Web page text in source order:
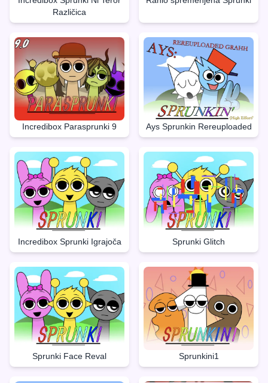
Različica
Incredibox Parasprunki 9 Ays Sprunkin Rereuploaded
Incredibox Sprunki Igrajoča Sprunki Glitch
Sprunki Face Reval Sprunkini1